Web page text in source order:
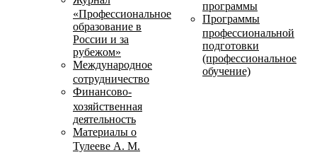
«Профессиональное
образование в
России и за
рубежом»
Международное
сотрудничество
Финансово-
хозяйственная
деятельность
Материалы о
Тулееве А. М.
программы
Программы
профессиональной
подготовки
(профессиональное
обучение)